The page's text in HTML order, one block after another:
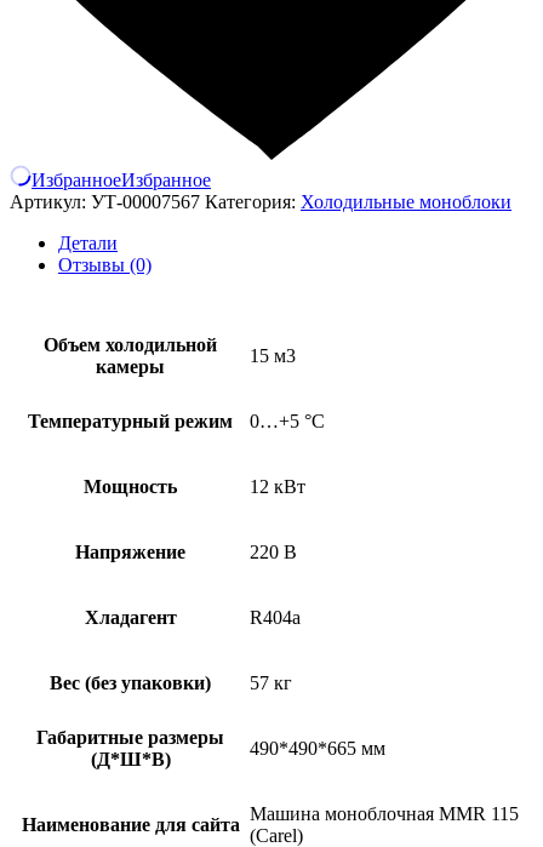
ИзбранноеИзбранное
Артикул: УТ-00007567 Категория: Холодильные моноблоки
Детали
Отзывы (0)
Объем холодильной
камеры
15 м3
Температурный режим 0…+5 °C
Мощность 12 кВт
Напряжение 220 В
Хладагент R404a
Вес (без упаковки) 57 кг
Габаритные размеры
(Д*Ш*В)
490*490*665 мм
Наименование для сайта
Машина моноблочная MMR 115
(Carel)